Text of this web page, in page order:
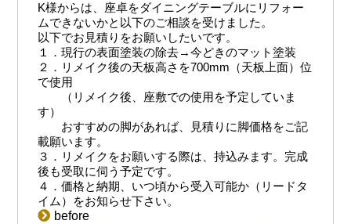
K様からは、座卓をダイニングテーブルにリフォー
ムできないかと以下のご相談を受けました。
以下でお見積りをお願いしたいです。
１．現行の表面塗装の除去→今どきのマット塗装
２．リメイク後の天板高さを700mm（天板上面）位
で使用
（リメイク後、座敷での使用を予定していま
す）
おすすめの脚があれば、見積りに脚価格をご記
載願います。
３．リメイクをお願いする際は、持込みます。完成
後も受取に伺う予定です。
４．価格と納期、いつ頃から受入可能か（リードタ
イム）をお知らせ下さい。
before